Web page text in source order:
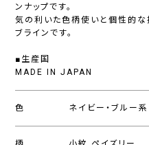
ンナップです。
気の利いた色柄使いと個性的な
ブラインです。
■生産国
MADE IN JAPAN
色 ネイビー・ブルー系